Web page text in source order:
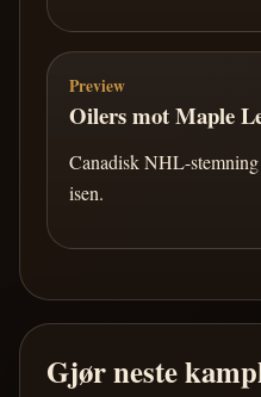
Preview
Oilers mot Maple
Canadisk NHL-
isen.
Gjør neste